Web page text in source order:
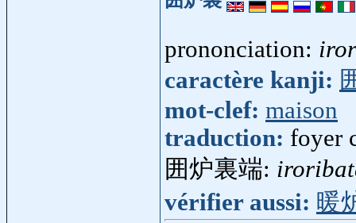
prononciation:
caractère kanji:
mot-clef: maison
traduction: foyer
囲炉裏端:
vérifier aussi: 暖